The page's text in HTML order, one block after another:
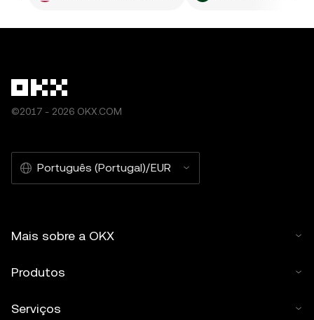
©2017 - 2026 OKX.COM
Português (Portugal)/EUR
Mais sobre a OKX
Produtos
Serviços